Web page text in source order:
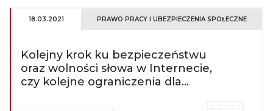
18.03.2021 PRAWO PRACY I UBEZPIECZENIA SPOŁECZNE
Kolejny krok ku bezpieczeństwu
oraz wolności słowa w Internecie,
czy kolejne ograniczenia dla